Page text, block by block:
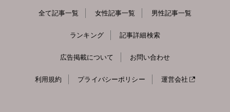
全て記事一覧 女性記事一覧 男性記事一覧
ランキング 記事詳細検索
広告掲載について お問い合わせ
利用規約 プライバシーポリシー 運営会社